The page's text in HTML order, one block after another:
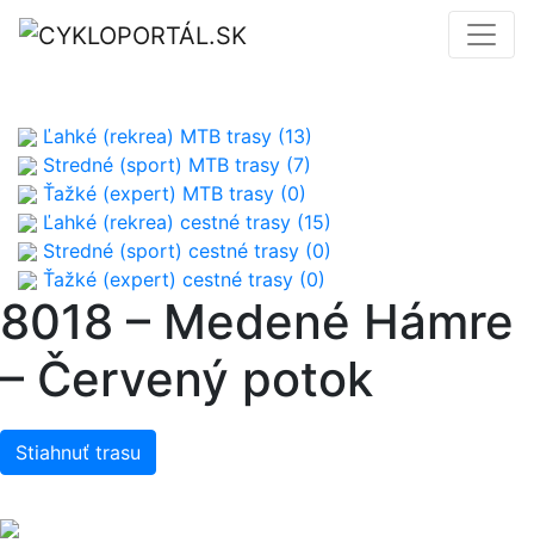
Ľahké (rekrea) MTB trasy (13)
Stredné (sport) MTB trasy (7)
Ťažké (expert) MTB trasy (0)
Ľahké (rekrea) cestné trasy (15)
Stredné (sport) cestné trasy (0)
Ťažké (expert) cestné trasy (0)
8018 – Medené Hámre
– Červený potok
Stiahnuť trasu